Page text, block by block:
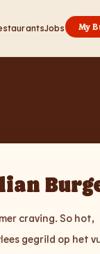
Jobs My
craving. So hot,
gegrild op het